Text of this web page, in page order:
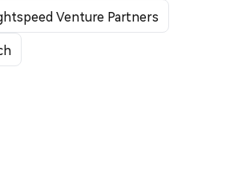
Venture Partners